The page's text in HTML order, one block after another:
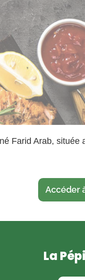
Farid Arab, située
Accéder
La